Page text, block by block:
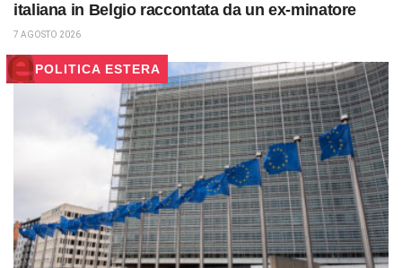
italiana in Belgio raccontata da un ex-minatore
7 AGOSTO 2026
POLITICA ESTERA